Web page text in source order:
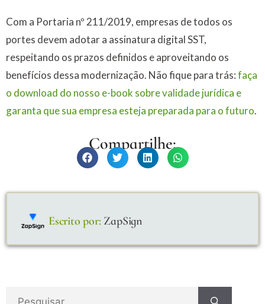
Com a Portaria nº 211/2019, empresas de todos os
portes devem adotar a assinatura digital SST,
respeitando os prazos definidos e aproveitando os
benefícios dessa modernização. Não fique para trás:faça
o download do nosso e-book sobre validade jurídica e
garanta que sua empresa esteja preparada para o futuro.
Compartilhe:
Escrito por: ZapSign